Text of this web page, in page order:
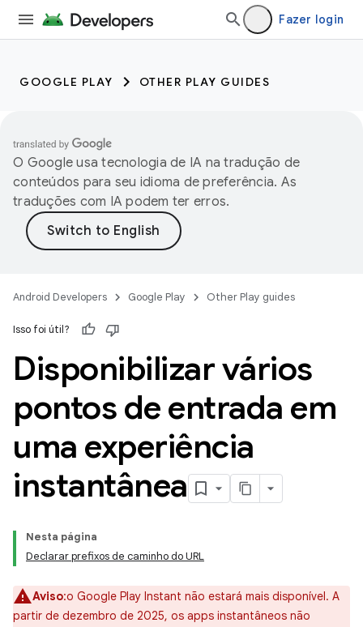
Fazer login
GOOGLE PLAY OTHER PLAY GUIDES
O Google usa tecnologia de IA na tradução de
conteúdos para seu idioma de preferência. As
traduções com IA podem ter erros.
Android Developers Google Play Other Play guides
Isso foi útil?
Disponibilizar vários
pontos de entrada em
uma experiência
instantânea
Nesta página
Declarar prefixos de caminho do URL
Aviso:o Google Play Instant não estará mais disponível. A
partir de dezembro de 2025, os apps instantâneos não